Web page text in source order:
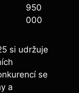
950
000
si udržuje
se
a